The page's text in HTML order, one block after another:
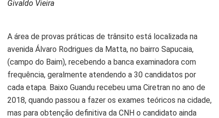
Givaldo Vieira
A área de provas práticas de trânsito está localizada na
avenida Álvaro Rodrigues da Matta, no bairro Sapucaia,
(campo do Baim), recebendo a banca examinadora com
frequência, geralmente atendendo a 30 candidatos por
cada etapa. Baixo Guandu recebeu uma Ciretran no ano de
2018, quando passou a fazer os exames teóricos na cidade,
mas para obtenção definitiva da CNH o candidato ainda